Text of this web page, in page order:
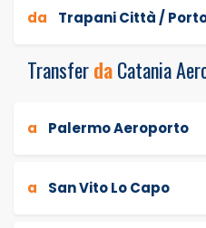
da Trapani Città /
TransferdaCatania
a Palermo Aeroporto
a San Vito Lo Capo